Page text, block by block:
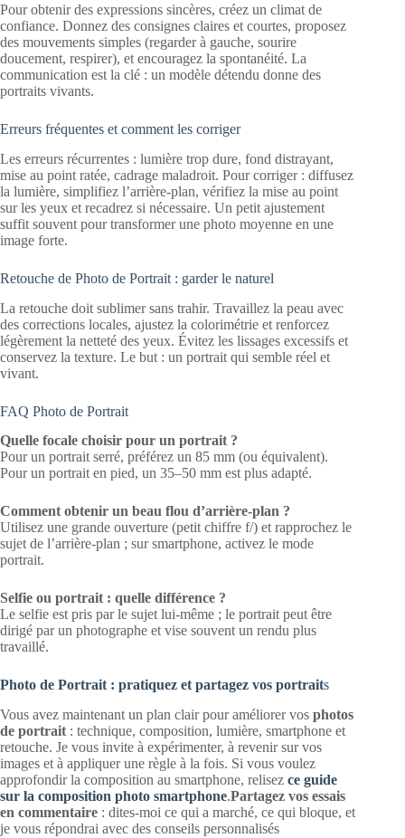
Pour obtenir des expressions sincères, créez un climat de
confiance. Donnez des consignes claires et courtes, proposez
des mouvements simples (regarder à gauche, sourire
doucement, respirer), et encouragez la spontanéité. La
communication est la clé : un modèle détendu donne des
portraits vivants.
Erreurs fréquentes et comment les corriger
Les erreurs récurrentes : lumière trop dure, fond distrayant,
mise au point ratée, cadrage maladroit. Pour corriger : diffusez
la lumière, simplifiez l’arrière‑plan, vérifiez la mise au point
sur les yeux et recadrez si nécessaire. Un petit ajustement
suffit souvent pour transformer une photo moyenne en une
image forte.
Retouche de Photo de Portrait : garder le naturel
La retouche doit sublimer sans trahir. Travaillez la peau avec
des corrections locales, ajustez la colorimétrie et renforcez
légèrement la netteté des yeux. Évitez les lissages excessifs et
conservez la texture. Le but : un portrait qui semble réel et
vivant.
FAQ Photo de Portrait
Quelle focale choisir pour un portrait ?
Pour un portrait serré, préférez un 85 mm (ou équivalent).
Pour un portrait en pied, un 35–50 mm est plus adapté.
Comment obtenir un beau flou d’arrière‑plan ?
Utilisez une grande ouverture (petit chiffre f/) et rapprochez le
sujet de l’arrière‑plan ; sur smartphone, activez le mode
portrait.
Selfie ou portrait : quelle différence ?
Le selfie est pris par le sujet lui‑même ; le portrait peut être
dirigé par un photographe et vise souvent un rendu plus
travaillé.
Photo de Portrait : pratiquez et partagez vos portraits
Vous avez maintenant un plan clair pour améliorer vos photos
de portrait : technique, composition, lumière, smartphone et
retouche. Je vous invite à expérimenter, à revenir sur vos
images et à appliquer une règle à la fois. Si vous voulez
approfondir la composition au smartphone, relisez ce guide
sur la composition photo smartphone.Partagez vos essais
en commentaire : dites‑moi ce qui a marché, ce qui bloque, et
je vous répondrai avec des conseils personnalisés